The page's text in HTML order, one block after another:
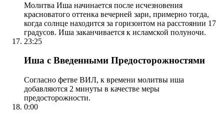
Молитва Иша начинается после исчезновения
красноватого оттенка вечерней зари, примерно тогда,
когда солнце находится за горизонтом на расстоянии 17
градусов. Иша заканчивается к исламской полуночи.
23:25
Иша с Введенными Предосторожностями
Согласно фетве ВИЛ, к времени молитвы иша
добавляются 2 минуты в качестве меры
предосторожности.
0:00